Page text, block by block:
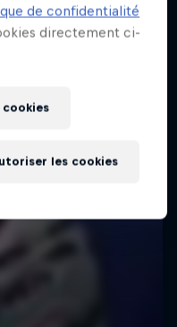
de confidentialité
directement ci-
cookies
les cookies